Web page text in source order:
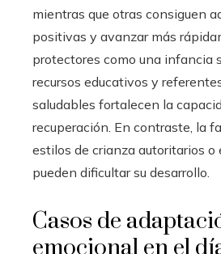
mientras que otras consiguen
positivas y avanzar más
protectores como una infancia
recursos educativos y
saludables fortalecen la
recuperación. En contraste, la
estilos de crianza autoritarios
pueden dificultar su desarrollo.
Casos de
emocional en el